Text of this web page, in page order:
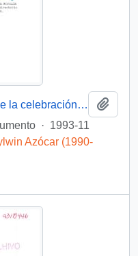
[Adjunta discurso con motivo de la celebración de los 25 años del Metro S.A.]
· 1993-11
Azócar (1990-